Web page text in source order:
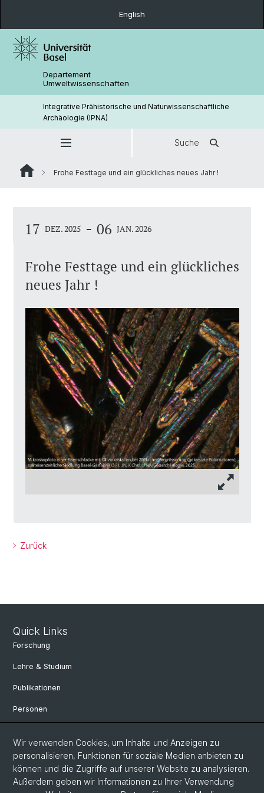
English
Departement
Umweltwissenschaften
Integrative Prähistorische und Naturwissenschaftliche
Archäologie (IPNA)
Suche
Frohe Festtage und ein glückliches neues Jahr !
17 DEZ. 2025 - 06 JAN. 2026
Frohe Festtage und ein glückliches
neues Jahr !
Zurück
Quick Links
Forschung
Lehre & Studium
Publikationen
Personen
Kontakt und Anfahrt
Departement Altertumswissenschaften
Wir verwenden Cookies, um Inhalte und Anzeigen zu
personalisieren, Funktionen für soziale Medien anbieten zu
können und die Zugriffe auf unserer Website zu analysieren.
Außerdem geben wir Informationen zu Ihrer Verwendung